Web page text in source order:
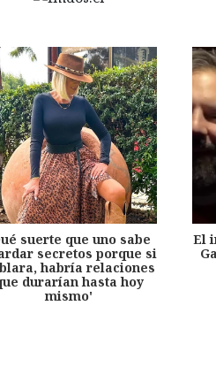
suerte que uno sabe
secretos porque si
habría relaciones
durarían hasta hoy
mismo'
El